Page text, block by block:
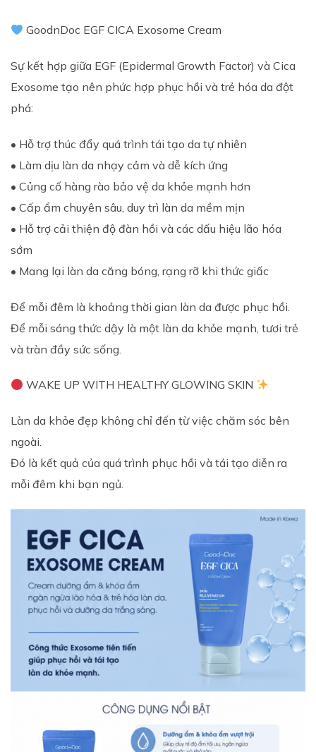
GoodnDoc EGF CICA Exosome Cream
Sự kết hợp giữa EGF (Epidermal Growth Factor) và Cica
Exosome tạo nên phức hợp phục hồi và trẻ hóa da đột
phá:
• Hỗ trợ thúc đẩy quá trình tái tạo da tự nhiên
• Làm dịu làn da nhạy cảm và dễ kích ứng
• Củng cố hàng rào bảo vệ da khỏe mạnh hơn
• Cấp ẩm chuyên sâu, duy trì làn da mềm mịn
• Hỗ trợ cải thiện độ đàn hồi và các dấu hiệu lão hóa
sớm
• Mang lại làn da căng bóng, rạng rỡ khi thức giấc
Để mỗi đêm là khoảng thời gian làn da được phục hồi.
Để mỗi sáng thức dậy là một làn da khỏe mạnh, tươi trẻ
và tràn đầy sức sống.
WAKE UP WITH HEALTHY GLOWING SKIN
Làn da khỏe đẹp không chỉ đến từ việc chăm sóc bên
ngoài.
Đó là kết quả của quá trình phục hồi và tái tạo diễn ra
mỗi đêm khi bạn ngủ.